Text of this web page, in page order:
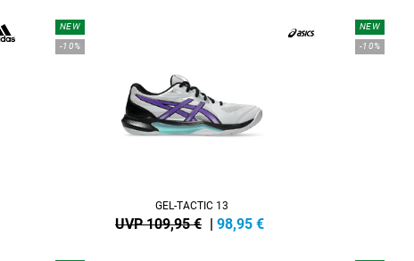
NEW
-10%
GEL-TACTIC 13
UVP 109,95 € | 98,95 €
NEW
-10%